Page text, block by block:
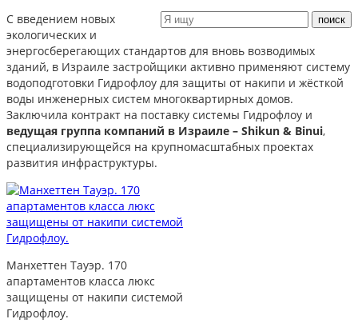
С введением новых
экологических и
энергосберегающих стандартов для вновь возводимых
зданий, в Израиле застройщики активно применяют систему
водоподготовки Гидрофлоу для защиты от накипи и жёсткой
воды инженерных систем многоквартирных домов.
Заключила контракт на поставку системы Гидрофлоу и
ведущая группа компаний в Израиле – Shikun & Binui,
специализирующейся на крупномасштабных проектах
развития инфраструктуры.
Манхеттен Тауэр. 170
апартаментов класса люкс
защищены от накипи системой
Гидрофлоу.